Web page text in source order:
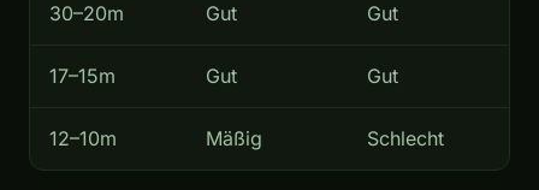
30–20m Gut Gut
17–15m Gut Gut
12–10m Mäßig Schlecht